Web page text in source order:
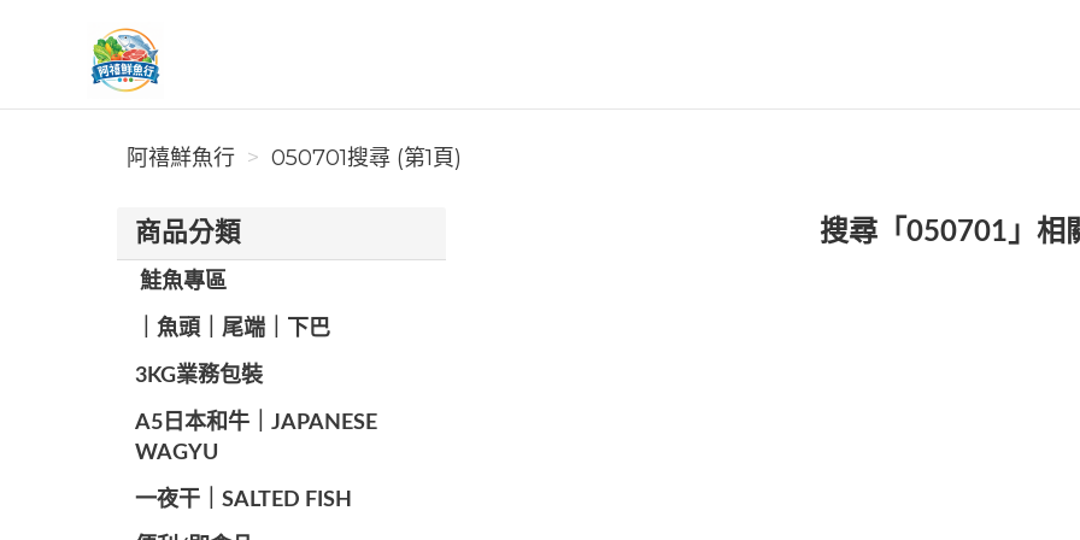
阿禧鮮魚行
阿禧鮮魚行 050701搜尋 (第1頁)
商品分類
️ 鮭魚專區
️｜魚頭｜尾端｜下巴
️3KG業務包裝
A5日本和牛｜JAPANESE
WAGYU
️一夜干｜SALTED FISH
搜尋「050701」相